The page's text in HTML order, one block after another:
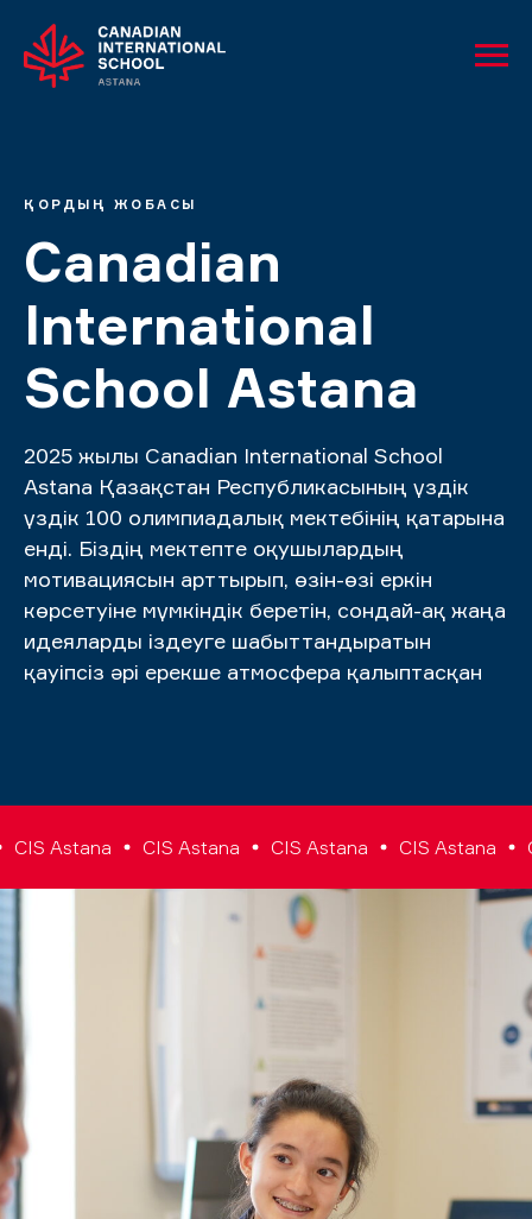
ҚОРДЫҢ ЖОБАСЫ
Canadian
International
School Astana
2025 жылы Canadian International School
Astana Қазақстан Республикасының үздік
үздік 100 олимпиадалық мектебінің қатарына
енді. Біздің мектепте оқушылардың
мотивациясын арттырып, өзін-өзі еркін
көрсетуіне мүмкіндік беретін, сондай-ақ жаңа
идеяларды іздеуге шабыттандыратын
қауіпсіз әрі ерекше атмосфера қалыптасқан
Astana CIS Astana CIS Astana CIS Astana